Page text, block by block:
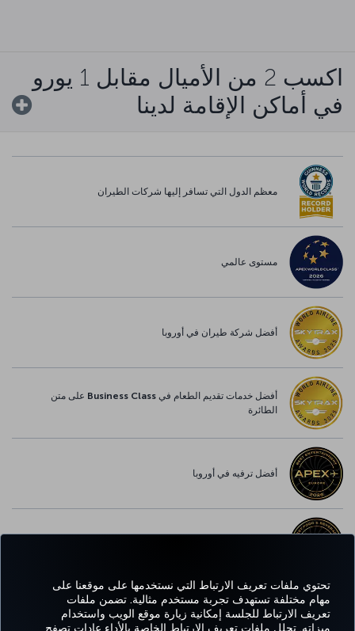
تحتوي ملفات تعريف الارتباط التي نستخدمها على موقعنا على
مهام مختلفة تستهدف تجربة مستخدم مثالية. تضمن ملفات
تعريف الارتباط للجلسة إمكانية زيارة موقع الويب واستخدام
ميزاته. تحلل ملفات تعريف الارتباط الخاصة بالأداء عادات تصفح
اكسب 2 من الأميال مقابل 1 يورو
في أماكن الإقامة لدينا
معظم الدول التي تسافر إليها شركات الطيران
مستوى عالمي
أفضل شركة طيران في أوروبا
أفضل خدمات تقديم الطعام في Business Class على متن
الطائرة
أفضل ترفيه في أوروبا
Facebook
Twitter
Instagram
YouTube
LinkedInتيك توك
Blog
Pinterest